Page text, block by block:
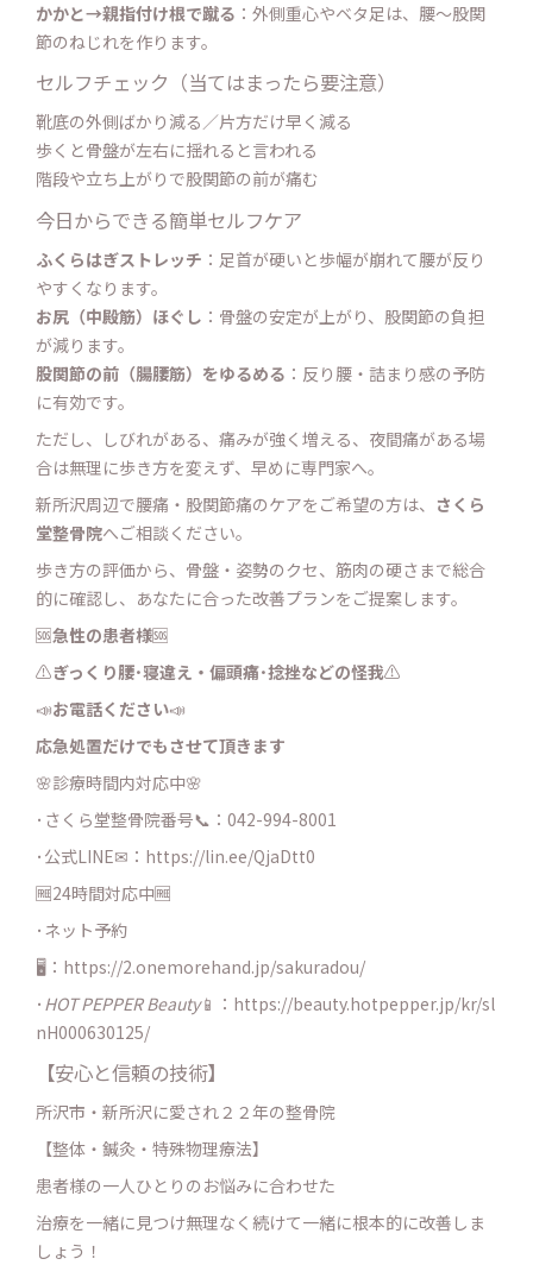
かかと→親指付け根で蹴る ：外側重心やベタ足は、腰〜股関
節のねじれを作ります。
セルフチェック（当てはまったら要注意）
靴底の外側ばかり減る／片方だけ早く減る
歩くと骨盤が左右に揺れると言われる
階段や立ち上がりで股関節の前が痛む
今日からできる簡単セルフケア
ふくらはぎストレッチ ：足首が硬いと歩幅が崩れて腰が反り
やすくなります。
お尻（中殿筋）ほぐし ：骨盤の安定が上がり、股関節の負担
が減ります。
股関節の前（腸腰筋）をゆるめる ：反り腰・詰まり感の予防
に有効です。
ただし、しびれがある、痛みが強く増える、夜間痛がある場
合は無理に歩き方を変えず、早めに専門家へ。
新所沢周辺で腰痛・股関節痛のケアをご希望の方は、 さくら
堂整骨院へご相談ください。
歩き方の評価から、骨盤・姿勢のクセ、筋肉の硬さまで総合
的に確認し、あなたに合った改善プランをご提案します。
🆘急性の患者様🆘
⚠️ぎっくり腰･寝違え・ 偏頭痛･捻挫などの怪我⚠️
📣お電話ください📣
応急処置だけでもさせて頂きます
🌸診療時間内対応中🌸
･さくら堂整骨院番号📞：042-994-8001
･公式LINE✉： https://lin.ee/QjaDtt0
🆓24時間対応中🆓
･ネット予約
🖥：https://2.onemorehand.jp/sakuradou/
･ HOT PEPPER Beauty📱：https://beauty.hotpepper.jp/kr/sl
nH000630125/
【安心と信頼の技術】
所沢市・新所沢に愛され２２年の整骨院
【整体・鍼灸・特殊物理療法】
患者様の一人ひとりのお悩みに合わせた
治療を一緒に見つけ無理なく続けて一緒に根本的に改善しま
しょう！